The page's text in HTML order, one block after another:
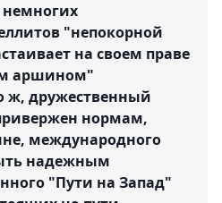
"непокорной
на своем праве
аршином"
ж, дружественный
нормам,
международного
надежным
"Пути на Запад"